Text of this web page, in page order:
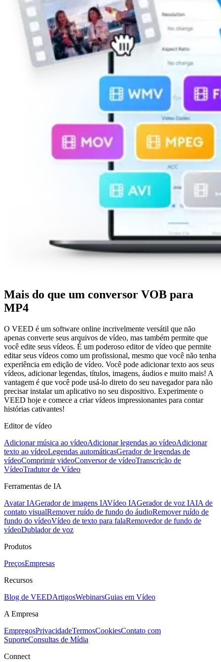
Mais do que um conversor VOB para
MP4
O VEED é um software online incrivelmente versátil que não
apenas converte seus arquivos de vídeo, mas também permite que
você edite seus vídeos. É um poderoso editor de vídeo que permite
editar seus vídeos como um profissional, mesmo que você não tenha
experiência em edição de vídeo. Você pode adicionar texto aos seus
vídeos, adicionar legendas, títulos, imagens, áudios e muito mais! A
vantagem é que você pode usá-lo direto do seu navegador para não
precisar instalar um aplicativo no seu dispositivo. Experimente o
VEED hoje e comece a criar vídeos impressionantes para contar
histórias cativantes!
Editor de vídeo
Adicionar música ao vídeoAdicionar legendas ao vídeoAdicionar
texto ao vídeoLegendas automáticasGerador de legendas de
vídeoComprimir videoConversor de vídeoTranscrição de
VídeoTradutor de Vídeo
Ferramentas de IA
Avatar IAGerador de imagens IAVídeo IAGerador de voz IAIA de
contato visualRemover ruído de fundo do áudioRemover ruído de
fundo do vídeoVídeo de texto para falaRemovedor de fundo de
vídeoDublador de voz
Produtos
PreçosEmpresas
Recursos
Blog de VEEDArtigosWebinarsGuias em Vídeo
A Empresa
EmpregosPrivacidadeTermosCookiesContato com
SuporteConsultas de Mídia
Connect